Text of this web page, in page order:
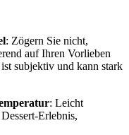
: Zögern Sie nicht,
auf Ihren Vorlieben
subjektiv und kann stark
: Leicht
Erlebnis,